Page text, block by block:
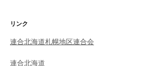
リンク
連合北海道札幌地区連合会
連合北海道